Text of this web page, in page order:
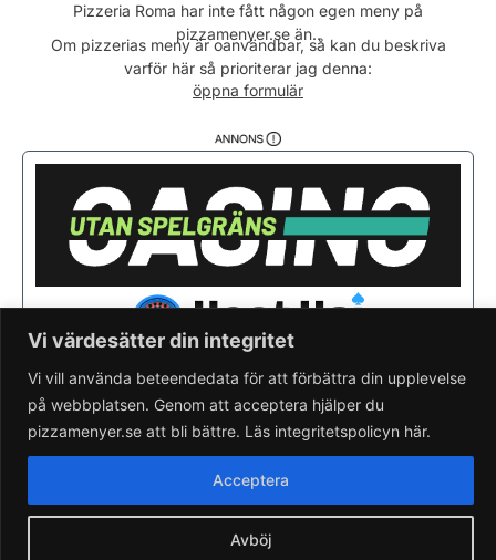
Vi värdesätter din integritet
Vi vill använda beteendedata för att förbättra din upplevelse
på webbplatsen. Genom att acceptera hjälper du
pizzamenyer.se att bli bättre. Läs integritetspolicyn här.
Avböj
Acceptera
Fredag
11:00 - 22:00
Lördag
12:00 - 22:00
Söndag
12:00 - 21:00
Pizzeria Roma har inte fått någon egen meny på
pizzamenyer.se än..
Om pizzerias meny är oanvändbar, så kan du beskriva
varför här så prioriterar jag denna:
öppna formulär
Saknar du din pizzeria?Lägg till pizzeria.
Skapa gratis pizzeria-hemsida
Läs om pizzamenyer.se
Artiklar & nyheter
Rensa cookieval